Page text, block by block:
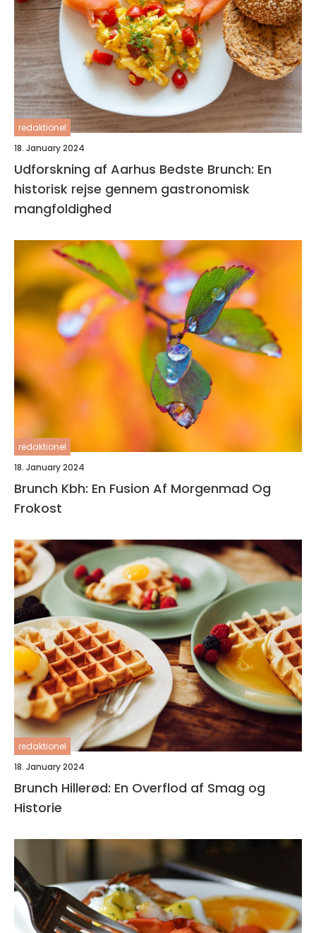
redaktionel
18. January 2024
Udforskning af Aarhus Bedste Brunch: En
historisk rejse gennem gastronomisk
mangfoldighed
redaktionel
18. January 2024
Brunch Kbh: En Fusion Af Morgenmad Og
Frokost
redaktionel
18. January 2024
Brunch Hillerød: En Overflod af Smag og
Historie